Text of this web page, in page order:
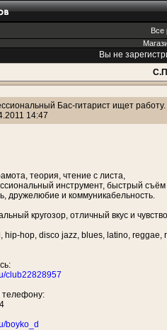
Все
Вы не
Бас-гитарист ищет работу.
14:47
теория, чтение с листа,
инструмент, быстрый
дружелюбие и коммуникабельность.
кругозор, отличный вкус и
hip-hop, disco jazz, blues, latino, reggae,
club22828957
телефону:
boyko_d